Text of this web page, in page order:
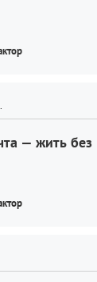
— жить без